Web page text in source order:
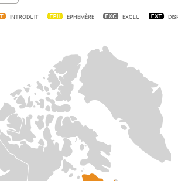
INTRODUIT EPHEMÈRE EXCLU